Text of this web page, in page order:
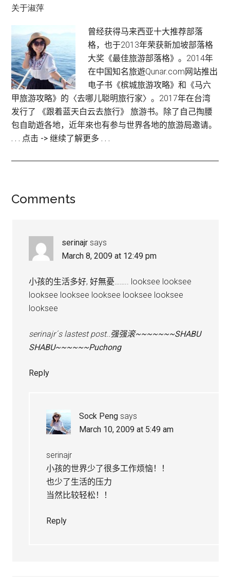
关于淑萍
曾经获得马来西亚十大推荐部落
格，也于2013年荣获新加坡部落格
大奖《最佳旅游部落格》。2014年
在中国知名旅遊Qunar.com网站推出
电子书《槟城旅游攻略》和《马六
甲旅游攻略》的〈去哪儿聪明旅行家〉。2017年在台湾
发行了 《跟着蓝天白云去旅行》 旅游书。除了自己掏腰
包自助遊各地，近年來也有参与世界各地的旅游局邀请。
. . . 点击 -> 继续了解更多 . . .
Reader
Comments
serinajr says
March 8, 2009 at 12:49 pm
小孩的生活多好, 好無憂…….. looksee looksee
looksee looksee looksee looksee looksee
looksee
serinajr´s lastest post..强强滚~~~~~~~SHABU
SHABU~~~~~~Puchong
Reply
Sock Peng says
March 10, 2009 at 5:49 am
serinajr
小孩的世界少了很多工作烦恼！！
也少了生活的压力
当然比较轻松！！
Reply